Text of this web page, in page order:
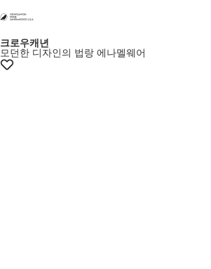
멤버스15%쿠폰
크로우캐년
모던한 디자인의 법랑 에나멜웨어